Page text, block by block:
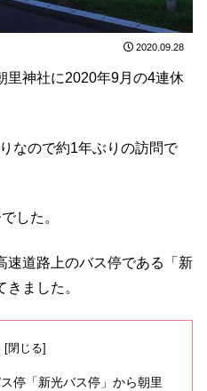
2020.09.28
里神社に2020年9月の4連休
なので約1年ぶりの訪問で
した。
速道路上のバス停である「新
ました。
停「新光バス停」から朝里